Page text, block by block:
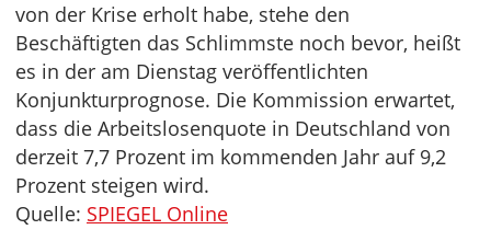
von der Krise erholt habe, stehe den
Beschäftigten das Schlimmste noch bevor, heißt
es in der am Dienstag veröffentlichten
Konjunkturprognose. Die Kommission erwartet,
dass die Arbeitslosenquote in Deutschland von
derzeit 7,7 Prozent im kommenden Jahr auf 9,2
Prozent steigen wird.
Quelle: SPIEGEL Online